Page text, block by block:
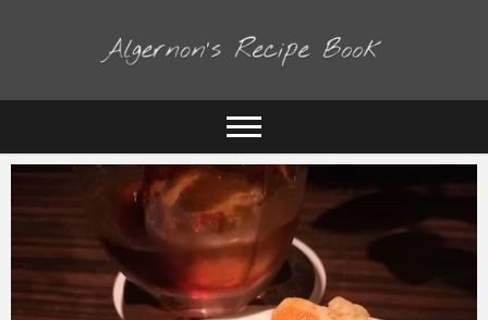
Algernon's Recipe
Book